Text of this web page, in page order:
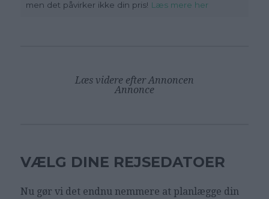
men det påvirker ikke din pris! Læs mere her
Læs videre efter Annoncen
Annonce
VÆLG DINE REJSEDATOER
Nu gør vi det endnu nemmere at planlægge din